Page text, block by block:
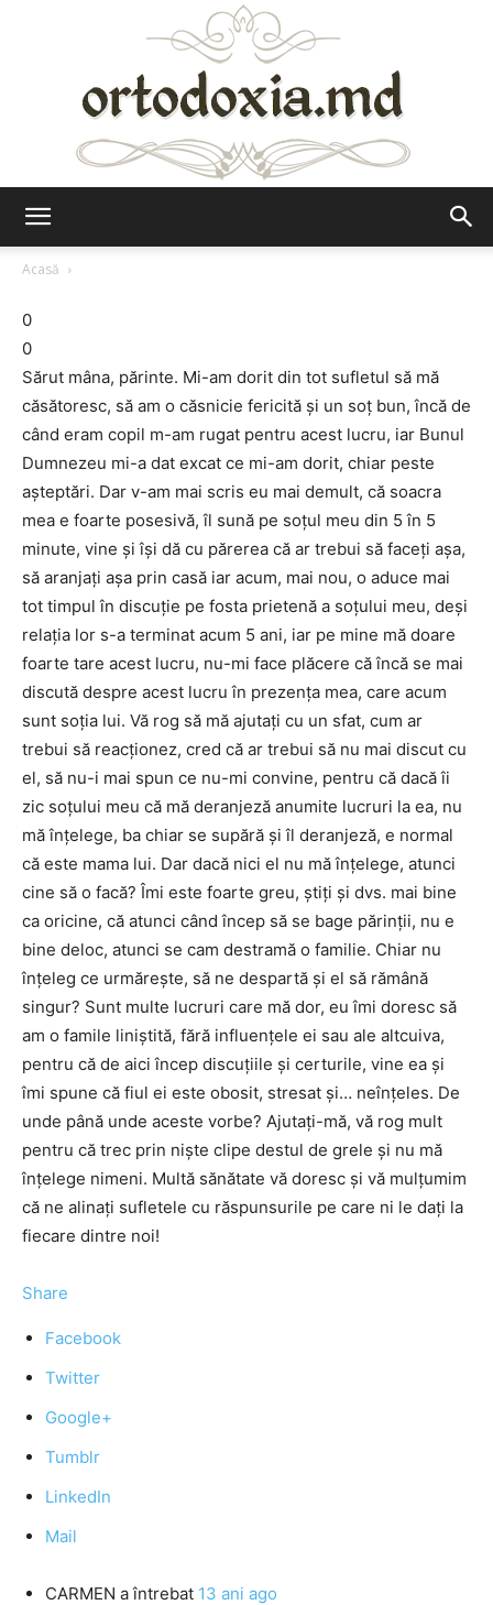
Acasă
0
0
Sărut mâna, părinte. Mi-am dorit din tot sufletul să mă
căsătoresc, să am o căsnicie fericită şi un soţ bun, încă de
când eram copil m-am rugat pentru acest lucru, iar Bunul
Dumnezeu mi-a dat excat ce mi-am dorit, chiar peste
aşteptări. Dar v-am mai scris eu mai demult, că soacra
mea e foarte posesivă, îl sună pe soţul meu din 5 în 5
minute, vine şi îşi dă cu părerea că ar trebui să faceţi aşa,
să aranjaţi aşa prin casă iar acum, mai nou, o aduce mai
tot timpul în discuţie pe fosta prietenă a soţului meu, deşi
relaţia lor s-a terminat acum 5 ani, iar pe mine mă doare
foarte tare acest lucru, nu-mi face plăcere că încă se mai
discută despre acest lucru în prezenţa mea, care acum
sunt soţia lui. Vă rog să mă ajutaţi cu un sfat, cum ar
trebui să reacţionez, cred că ar trebui să nu mai discut cu
el, să nu-i mai spun ce nu-mi convine, pentru că dacă îi
zic soţului meu că mă deranjeză anumite lucruri la ea, nu
mă înţelege, ba chiar se supără şi îl deranjeză, e normal
că este mama lui. Dar dacă nici el nu mă înţelege, atunci
cine să o facă? Îmi este foarte greu, ştiţi şi dvs. mai bine
ca oricine, că atunci când încep să se bage părinţii, nu e
bine deloc, atunci se cam destramă o familie. Chiar nu
înţeleg ce urmăreşte, să ne despartă şi el să rămână
singur? Sunt multe lucruri care mă dor, eu îmi doresc să
am o famile liniştită, fără influenţele ei sau ale altcuiva,
pentru că de aici încep discuţiile şi certurile, vine ea şi
îmi spune că fiul ei este obosit, stresat şi… neînţeles. De
unde până unde aceste vorbe? Ajutaţi-mă, vă rog mult
pentru că trec prin nişte clipe destul de grele şi nu mă
înţelege nimeni. Multă sănătate vă doresc şi vă mulţumim
că ne alinaţi sufletele cu răspunsurile pe care ni le daţi la
fiecare dintre noi!
Share
Facebook
Twitter
Google+
Tumblr
LinkedIn
Mail
CARMEN a întrebat 13 ani ago